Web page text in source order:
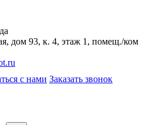
дом 93, к. 4, этаж 1, помещ./ком
с нами Заказать звонок